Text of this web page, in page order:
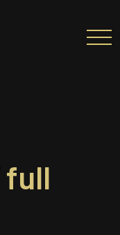
full